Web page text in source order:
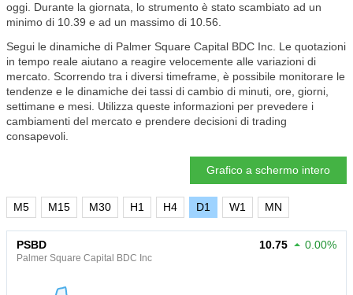
oggi. Durante la giornata, lo strumento è stato scambiato ad un
minimo di 10.39 e ad un massimo di 10.56.
Segui le dinamiche di Palmer Square Capital BDC Inc. Le quotazioni
in tempo reale aiutano a reagire velocemente alle variazioni di
mercato. Scorrendo tra i diversi timeframe, è possibile monitorare le
tendenze e le dinamiche dei tassi di cambio di minuti, ore, giorni,
settimane e mesi. Utilizza queste informazioni per prevedere i
cambiamenti del mercato e prendere decisioni di trading
consapevoli.
Grafico a schermo intero
M5 M15 M30 H1 H4 D1 W1 MN
PSBD
Palmer Square Capital BDC Inc
10.75 0.00%